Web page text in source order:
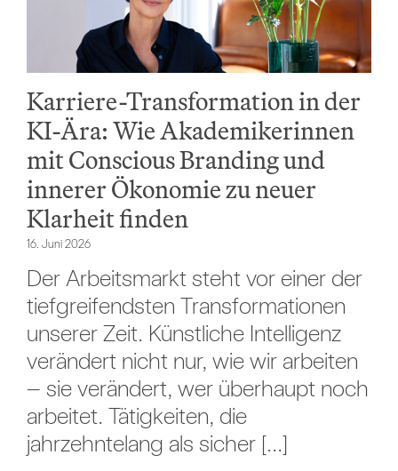
Karriere-Transformation in der
KI-Ära: Wie Akademikerinnen
mit Conscious Branding und
innerer Ökonomie zu neuer
Klarheit finden
16. Juni 2026
Der Arbeitsmarkt steht vor einer der
tiefgreifendsten Transformationen
unserer Zeit. Künstliche Intelligenz
verändert nicht nur, wie wir arbeiten
– sie verändert, wer überhaupt noch
arbeitet. Tätigkeiten, die
jahrzehntelang als sicher [...]